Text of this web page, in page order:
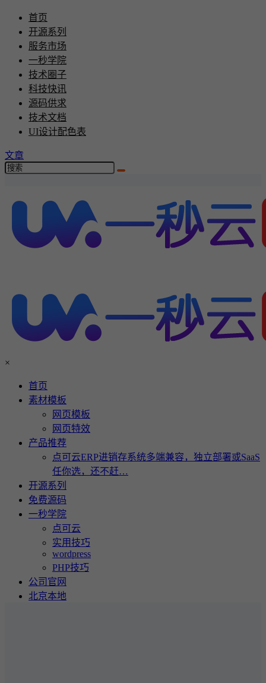
首页
开源系列
服务市场
一秒学院
技术圈子
科技快讯
源码供求
技术文档
UI设计配色表
文章
×
首页
素材模板
网页模板
网页特效
产品推荐
点可云ERP进销存系统多端兼容，独立部署或SaaS
任你选，还不赶…
开源系列
免费源码
一秒学院
点可云
实用技巧
wordpress
PHP技巧
公司官网
北京本地